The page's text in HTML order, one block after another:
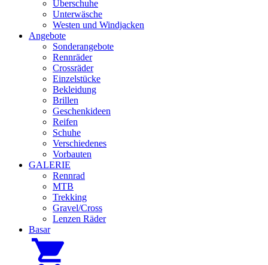
Überschuhe
Unterwäsche
Westen und Windjacken
Angebote
Sonderangebote
Rennräder
Crossräder
Einzelstücke
Bekleidung
Brillen
Geschenkideen
Reifen
Schuhe
Verschiedenes
Vorbauten
GALERIE
Rennrad
MTB
Trekking
Gravel/Cross
Lenzen Räder
Basar